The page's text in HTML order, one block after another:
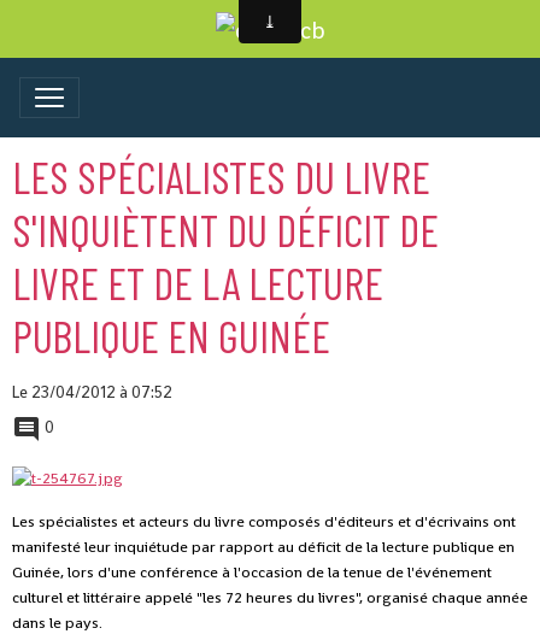
LES SPÉCIALISTES DU LIVRE
S'INQUIÈTENT DU DÉFICIT DE
LIVRE ET DE LA LECTURE
PUBLIQUE EN GUINÉE
Le 23/04/2012 à 07:52
0
Les spécialistes et acteurs du livre composés d'éditeurs et d'écrivains ont
manifesté leur inquiétude par rapport au déficit de la lecture publique en
Guinée, lors d'une conférence à l'occasion de la tenue de l'événement
culturel et littéraire appelé "les 72 heures du livres", organisé chaque année
dans le pays.